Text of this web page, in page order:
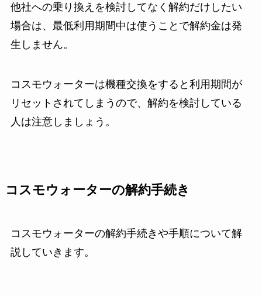
他社への乗り換えを検討してなく解約だけしたい
場合は、最低利用期間中は使うことで解約金は発
生しません。
コスモウォーターは機種交換をすると利用期間が
リセットされてしまうので、解約を検討している
人は注意しましょう。
コスモウォーターの解約手続き
コスモウォーターの解約手続きや手順について解
説していきます。